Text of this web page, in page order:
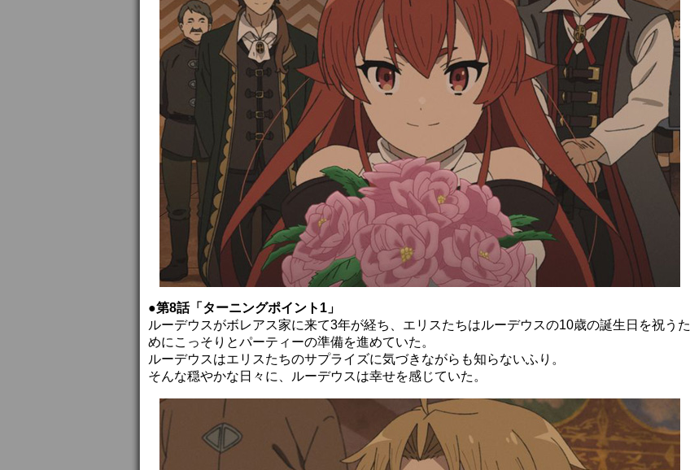
●第8話「ターニングポイント1」
ルーデウスがボレアス家に来て3年が経ち、エリスたちはルーデウスの10歳の誕生日を祝うた
めにこっそりとパーティーの準備を進めていた。
ルーデウスはエリスたちのサプライズに気づきながらも知らないふり。
そんな穏やかな日々に、ルーデウスは幸せを感じていた。